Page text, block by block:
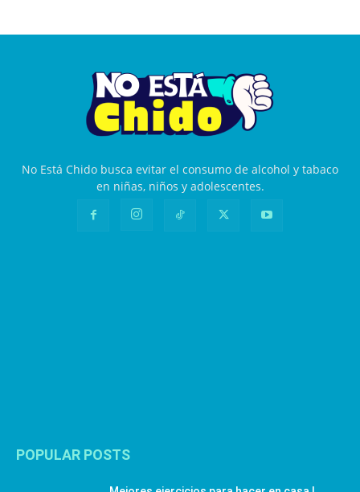
No Está Chido busca evitar el consumo de alcohol y tabaco
en niñas, niños y adolescentes.
POPULAR POSTS